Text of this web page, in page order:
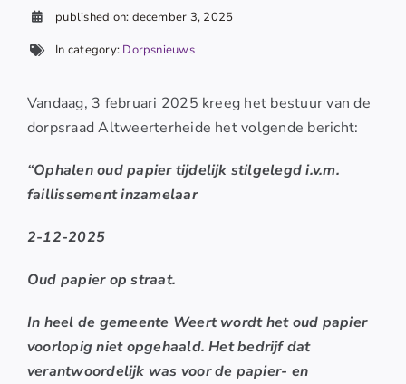
published on: december 3, 2025
In category: Dorpsnieuws
Vandaag, 3 februari 2025 kreeg het bestuur van de
dorpsraad Altweerterheide het volgende bericht:
“Ophalen oud papier tijdelijk stilgelegd i.v.m.
faillissement inzamelaar
2-12-2025
Oud papier op straat.
In heel de gemeente Weert wordt het oud papier
voorlopig niet opgehaald. Het bedrijf dat
verantwoordelijk was voor de papier- en